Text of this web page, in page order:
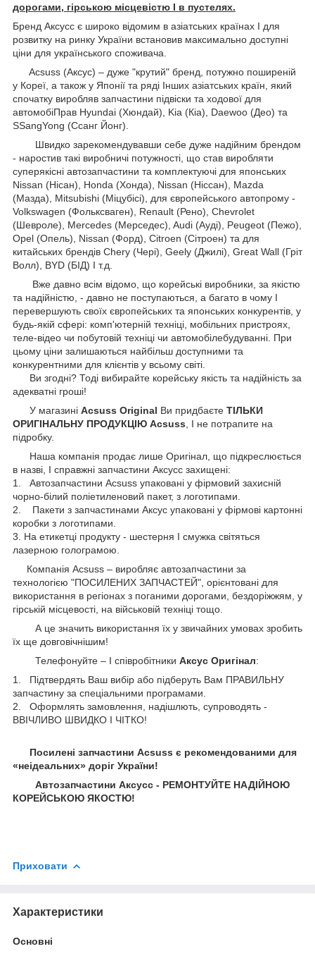
дорогами, гірською місцевістю І в пустелях.
Бренд Аксусс є широко відомим в азіатських країнах І для
розвитку на ринку України встановив максимально доступні
ціни для українського споживача.
Acsuss (Аксус) – дуже "крутий" бренд, потужно поширеній
у Кореї, а також у Японії та ряді Інших азіатських країн, який
спочатку виробляв запчастини підвіски та ходової для
автомобіПрав Hyundai (Хюндай), Kia (Кіа), Daewoo (Део) та
SSangYong (Ссанг Йонг).
Швидко зарекомендувавши себе дуже надійним брендом
- наростив такі виробничі потужності, що став виробляти
суперякісні автозапчастини та комплектуючі для японських
Nissan (Нісан), Honda (Хонда), Nissan (Ніссан), Mazda
(Мазда), Mitsubishi (Міцубісі), для європейського автопрому -
Volkswagen (Фольксваген), Renault (Рено), Chevrolet
(Шевроле), Mercedes (Мерседес), Audi (Ауді), Peugeot (Пежо),
Opel (Опель), Nissan (Форд), Citroen (Сітроен) та для
китайських брендів Chery (Чері), Geely (Джилі), Great Wall (Гріт
Волл), BYD (БІД) І т.д.
Вже давно всім відомо, що корейські виробники, за якістю
та надійністю, - давно не поступаються, а багато в чому І
перевершують своїх європейських та японських конкурентів, у
будь-якій сфері: комп'ютерній техніці, мобільних пристроях,
теле-відео чи побутовій техніці чи автомобілебудуванні. При
цьому ціни залишаються найбільш доступними та
конкурентними для клієнтів у всьому світі.
Ви згодні? Тоді вибирайте корейську якість та надійність за
адекватні гроші!
У магазині Acsuss Original Ви придбаєте ТІЛЬКИ
ОРИГІНАЛЬНУ ПРОДУКЦІЮ Acsuss , І не потрапите на
підробку.
Наша компанія продає лише Оригінал, що підкреслюється
в назві, І справжні запчастини Аксусс захищені:
1. Автозапчастини Acsuss упаковані у фірмовий захисній
чорно-білий поліетиленовий пакет, з логотипами.
2. Пакети з запчастинами Аксус упаковані у фірмові картонні
коробки з логотипами.
3. На етикетці продукту - шестерня І смужка світяться
лазерною голограмою.
Компанія Acsuss – виробляє автозапчастини за
технологією "ПОСИЛЕНИХ ЗАПЧАСТЕЙ", орієнтовані для
використання в регіонах з поганими дорогами, бездоріжжям, у
гірській місцевості, на військовій техніці тощо.
А це значить використання їх у звичайних умовах зробить
їх ще довговічнішим!
Телефонуйте – І співробітники Аксус Оригінал:
1. Підтвердять Ваш вибір або підберуть Вам ПРАВИЛЬНУ
запчастину за спеціальними програмами.
2. Оформлять замовлення, надішлють, супроводять -
ВВІЧЛИВО ШВИДКО І ЧІТКО!
Посилені запчастини Acsuss є рекомендованими для
«неідеальних» доріг України!
Автозапчастини Аксусс - РЕМОНТУЙТЕ НАДІЙНОЮ
КОРЕЙСЬКОЮ ЯКОСТЮ!
Приховати
Характеристики
Основні